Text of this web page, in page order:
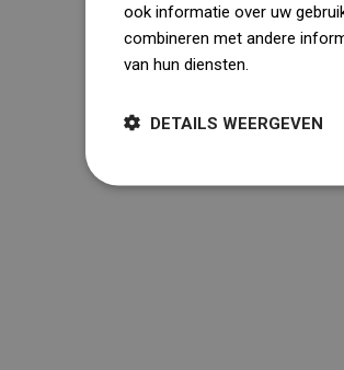
ook informatie over uw
combineren met andere
van hun diensten.
DETAILS WEERGEVEN